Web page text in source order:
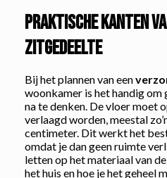
Praktische kanten
zitgedeelte
Bij het plannen van een
woonkamer is het handig
na te denken. De vloer moet
verlaagd worden, meestal
centimeter. Dit werkt het
omdat je dan geen ruimte
letten op het materiaal van
het huis en hoe je het geheel